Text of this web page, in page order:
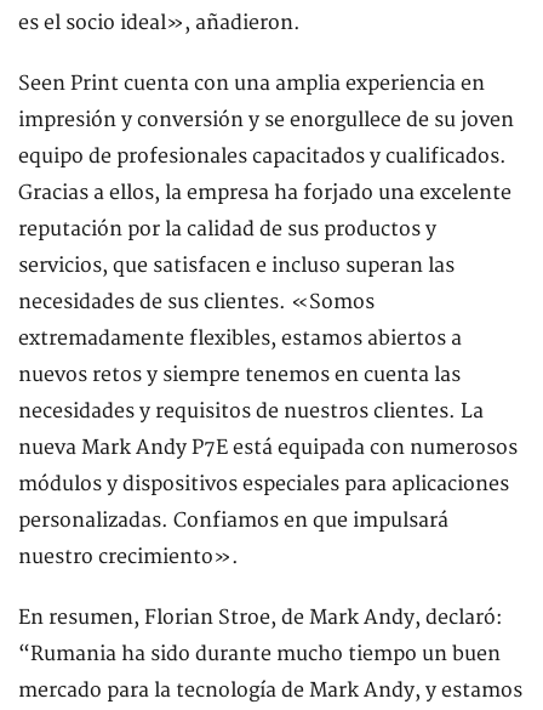
es el socio ideal», añadieron.
Seen Print cuenta con una amplia experiencia en
impresión y conversión y se enorgullece de su joven
equipo de profesionales capacitados y cualificados.
Gracias a ellos, la empresa ha forjado una excelente
reputación por la calidad de sus productos y
servicios, que satisfacen e incluso superan las
necesidades de sus clientes. «Somos
extremadamente flexibles, estamos abiertos a
nuevos retos y siempre tenemos en cuenta las
necesidades y requisitos de nuestros clientes. La
nueva Mark Andy P7E está equipada con numerosos
módulos y dispositivos especiales para aplicaciones
personalizadas. Confiamos en que impulsará
nuestro crecimiento».
En resumen, Florian Stroe, de Mark Andy, declaró:
“Rumania ha sido durante mucho tiempo un buen
mercado para la tecnología de Mark Andy, y estamos